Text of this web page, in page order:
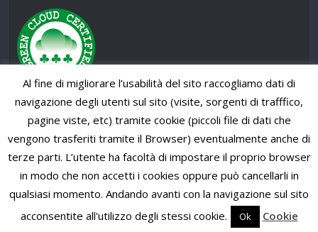
Copyright © 2026SUP News Magazine. All rights reserved.
Theme: ColorMag Pro byThemeGrill. Powered byWordPress
Al fine di migliorare l’usabilità del sito raccogliamo dati di
navigazione degli utenti sul sito (visite, sorgenti di trafffico,
pagine viste, etc) tramite cookie (piccoli file di dati che
vengono trasferiti tramite il Browser) eventualmente anche di
terze parti. L’utente ha facoltà di impostare il proprio browser
in modo che non accetti i cookies oppure può cancellarli in
qualsiasi momento. Andando avanti con la navigazione sul sito
acconsentite all'utilizzo degli stessi cookie.
Ok
Cookie